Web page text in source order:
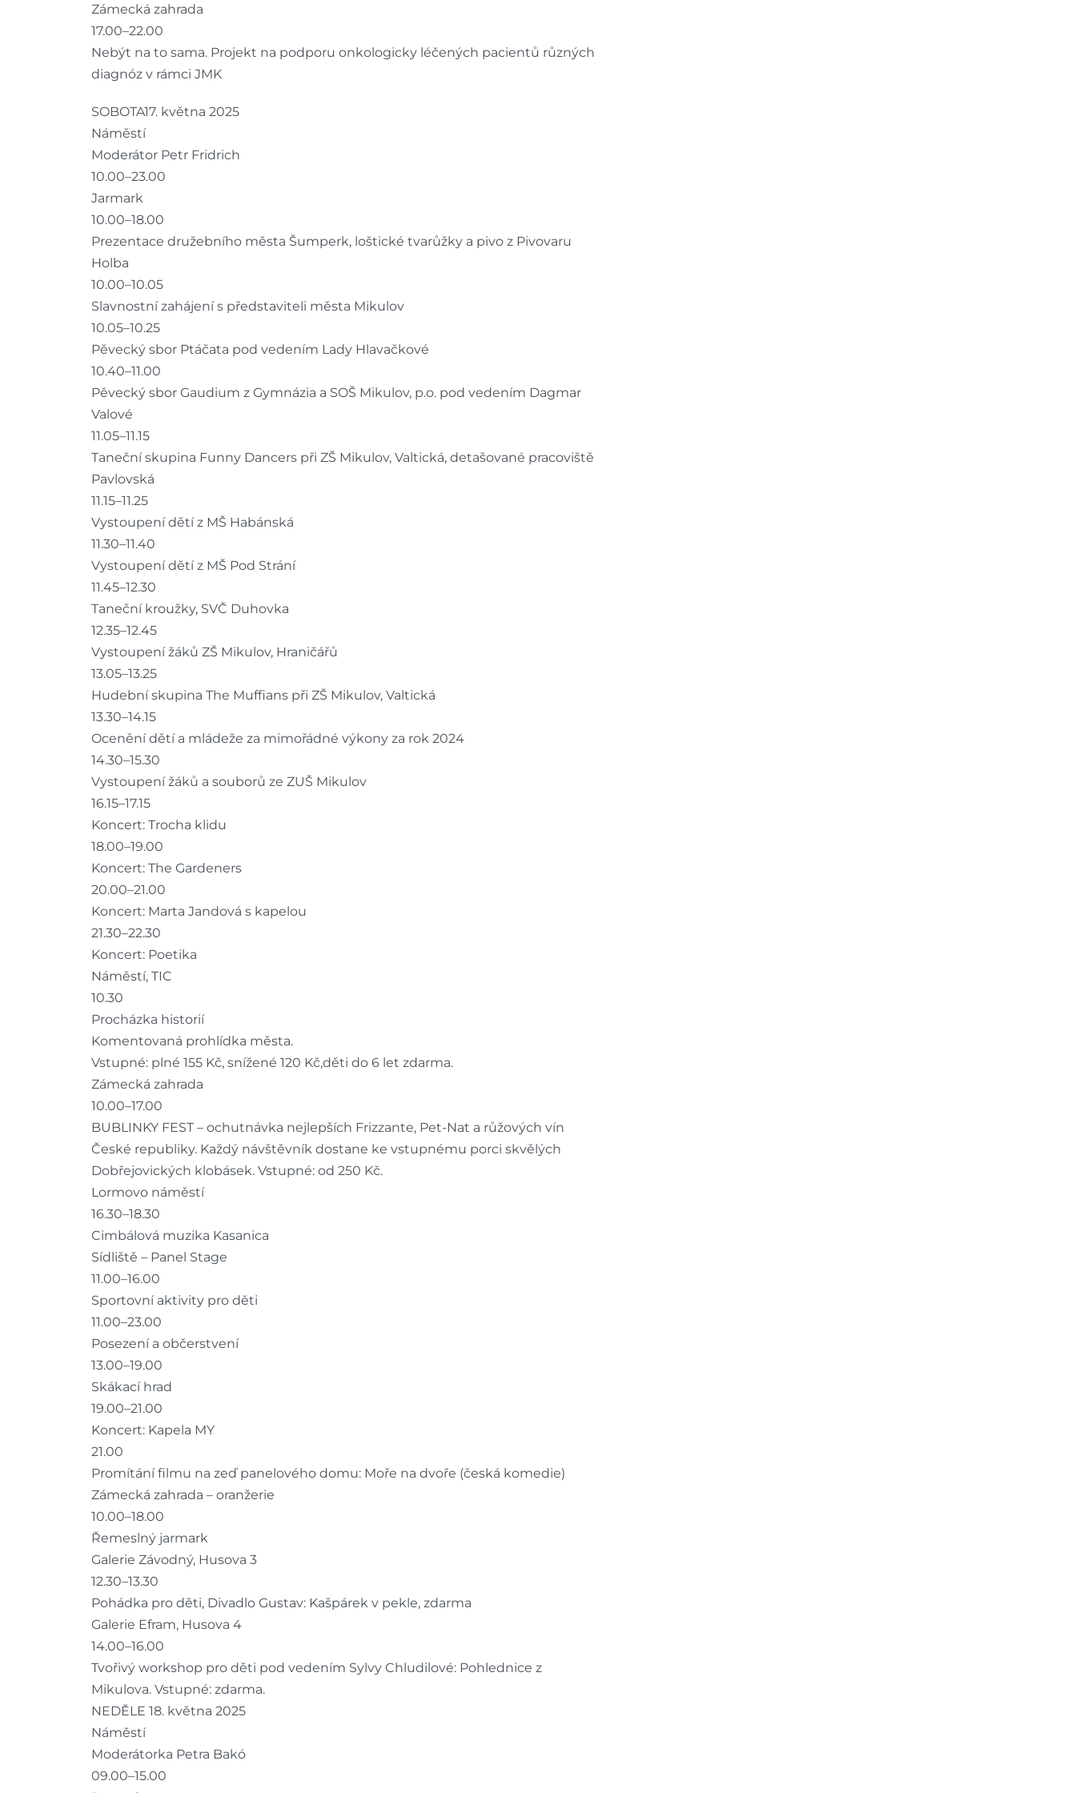
Zámecká zahrada
17.00–22.00
Nebýt na to sama. Projekt na podporu onkologicky léčených pacientů různých
diagnóz v rámci JMK
SOBOTA17. května 2025
Náměstí
Moderátor Petr Fridrich
10.00–23.00
Jarmark
10.00–18.00
Prezentace družebního města Šumperk, loštické tvarůžky a pivo z Pivovaru
Holba
10.00–10.05
Slavnostní zahájení s představiteli města Mikulov
10.05–10.25
Pěvecký sbor Ptáčata pod vedením Lady Hlavačkové
10.40–11.00
Pěvecký sbor Gaudium z Gymnázia a SOŠ Mikulov, p.o. pod vedením Dagmar
Valové
11.05–11.15
Taneční skupina Funny Dancers při ZŠ Mikulov, Valtická, detašované pracoviště
Pavlovská
11.15–11.25
Vystoupení dětí z MŠ Habánská
11.30–11.40
Vystoupení dětí z MŠ Pod Strání
11.45–12.30
Taneční kroužky, SVČ Duhovka
12.35–12.45
Vystoupení žáků ZŠ Mikulov, Hraničářů
13.05–13.25
Hudební skupina The Muffians při ZŠ Mikulov, Valtická
13.30–14.15
Ocenění dětí a mládeže za mimořádné výkony za rok 2024
14.30–15.30
Vystoupení žáků a souborů ze ZUŠ Mikulov
16.15–17.15
Koncert: Trocha klidu
18.00–19.00
Koncert: The Gardeners
20.00–21.00
Koncert: Marta Jandová s kapelou
21.30–22.30
Koncert: Poetika
Náměstí, TIC
10.30
Procházka historií
Komentovaná prohlídka města.
Vstupné: plné 155 Kč, snížené 120 Kč,děti do 6 let zdarma.
Zámecká zahrada
10.00–17.00
BUBLINKY FEST – ochutnávka nejlepších Frizzante, Pet-Nat a růžových vín
České republiky. Každý návštěvník dostane ke vstupnému porci skvělých
Dobřejovických klobásek. Vstupné: od 250 Kč.
Lormovo náměstí
16.30–18.30
Cimbálová muzika Kasanica
Sídliště – Panel Stage
11.00–16.00
Sportovní aktivity pro děti
11.00–23.00
Posezení a občerstvení
13.00–19.00
Skákací hrad
19.00–21.00
Koncert: Kapela MY
21.00
Promítání filmu na zeď panelového domu: Moře na dvoře (česká komedie)
Zámecká zahrada – oranžerie
10.00–18.00
Řemeslný jarmark
Galerie Závodný, Husova 3
12.30–13.30
Pohádka pro děti, Divadlo Gustav: Kašpárek v pekle, zdarma
Galerie Efram, Husova 4
14.00–16.00
Tvořivý workshop pro děti pod vedením Sylvy Chludilové: Pohlednice z
Mikulova. Vstupné: zdarma.
NEDĚLE 18. května 2025
Náměstí
Moderátorka Petra Bakó
09.00–15.00